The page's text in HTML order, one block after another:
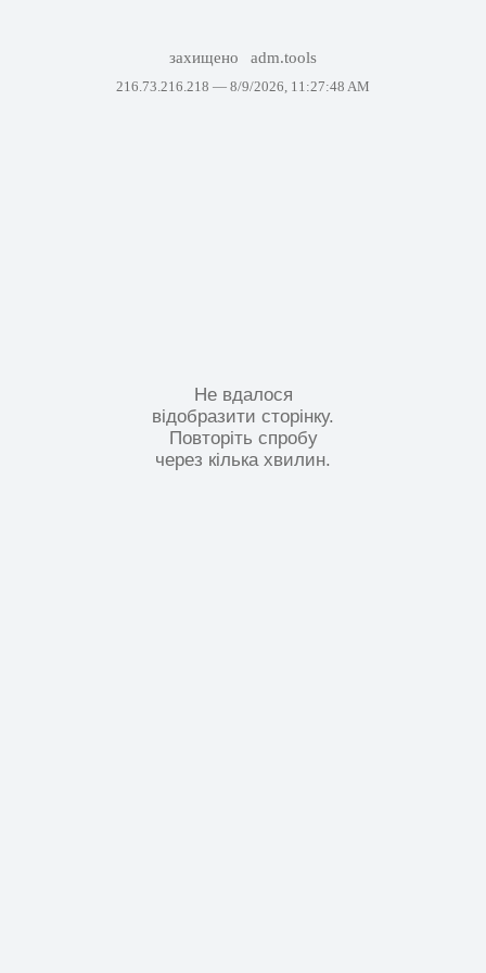
захищено adm.tools
216.73.216.218 — 8/9/2026, 11:27:48 AM
Не вдалося
відобразити сторінку.
Повторіть спробу
через кілька хвилин.